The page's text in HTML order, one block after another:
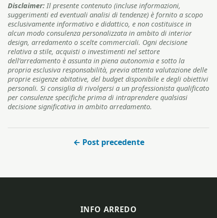
Disclaimer: Il presente contenuto (incluse informazioni,
suggerimenti ed eventuali analisi di tendenze) è fornito a scopo
esclusivamente informativo e didattico, e non costituisce in
alcun modo consulenza personalizzata in ambito di interior
design, arredamento o scelte commerciali. Ogni decisione
relativa a stile, acquisti o investimenti nel settore
dell’arredamento è assunta in piena autonomia e sotto la
propria esclusiva responsabilità, previa attenta valutazione delle
proprie esigenze abitative, del budget disponibile e degli obiettivi
personali. Si consiglia di rivolgersi a un professionista qualificato
per consulenze specifiche prima di intraprendere qualsiasi
decisione significativa in ambito arredamento.
← Post precedente
INFO ARREDO